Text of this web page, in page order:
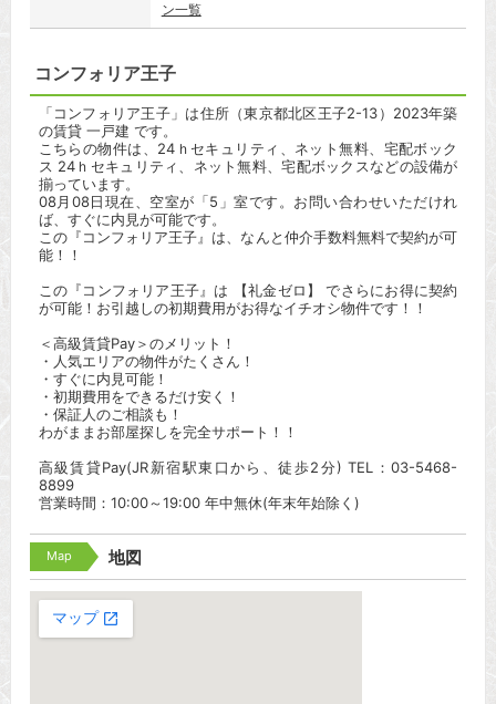
ン一覧
コンフォリア王子
「コンフォリア王子」は住所（東京都北区王子2-13）2023年築
の賃貸 一戸建 です。
こちらの物件は、24ｈセキュリティ、ネット無料、宅配ボック
ス 24ｈセキュリティ、ネット無料、宅配ボックスなどの設備が
揃っています。
08月08日現在、空室が「5」室です。お問い合わせいただけれ
ば、すぐに内見が可能です。
この『コンフォリア王子』は、なんと仲介手数料無料で契約が可
能！！
この『コンフォリア王子』は 【礼金ゼロ】 でさらにお得に契約
が可能！お引越しの初期費用がお得なイチオシ物件です！！
＜高級賃貸Pay＞のメリット！
・人気エリアの物件がたくさん！
・すぐに内見可能！
・初期費用をできるだけ安く！
・保証人のご相談も！
わがままお部屋探しを完全サポート！！
高級賃貸Pay(JR新宿駅東口から、徒歩2分) TEL：03-5468-
8899
営業時間：10:00～19:00 年中無休(年末年始除く)
Map 地図